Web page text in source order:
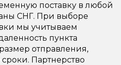
поставку в любой
СНГ. При выборе
мы учитываем
пункта
отправления,
Партнерство